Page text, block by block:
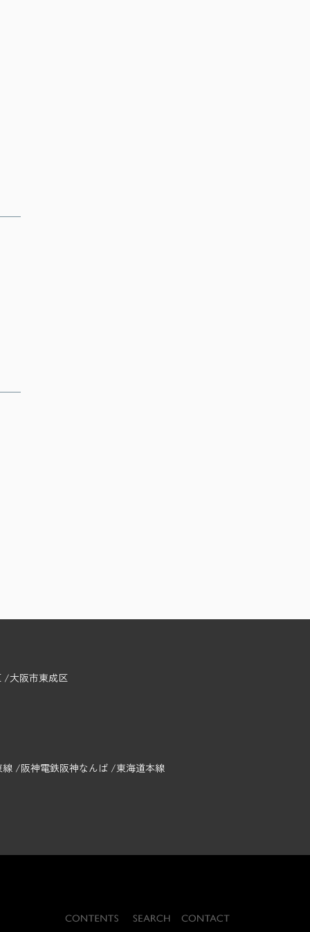
大阪市東成区
線 阪神電鉄阪神なんば 東海道本線